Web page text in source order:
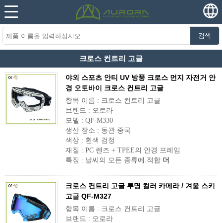
검색
크로스 컨트리 고글
야외 스포츠 안티 UV 방풍 크로스 먼지 자전거 안
경 오토바이 크로스 컨트리 고글
항목 이름 : 크로스 컨트리 고글
브랜드 : 오로라
모델 : QF-M330
생산 장소 : 동관 중국
색상 : 흰색 검정
재질 : PC 렌즈 + TPEE의 안경 프레임
특징 : 날씨의 모든 종류에 적합 더
크로스 컨트리 고글 투명 컬러 카메라 / 겨울 스키
고글 QF-M327
항목 이름 : 크로스 컨트리 고글
브랜드 : 오로라